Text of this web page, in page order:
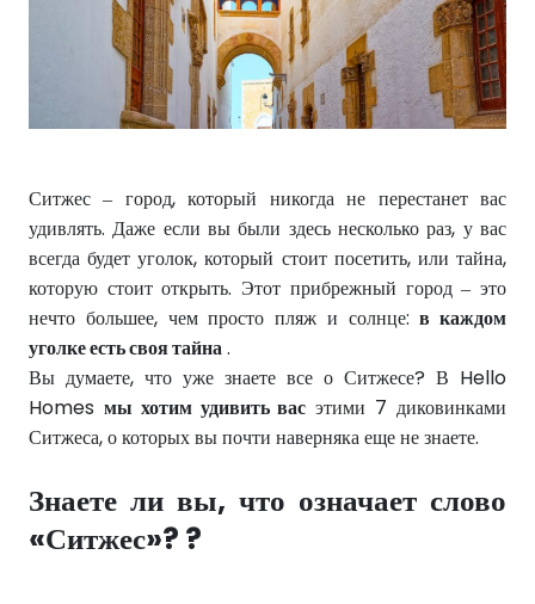
Ситжес – город, который никогда не перестанет вас
удивлять. Даже если вы были здесь несколько раз, у вас
всегда будет уголок, который стоит посетить, или тайна,
которую стоит открыть. Этот прибрежный город – это
нечто большее, чем просто пляж и солнце:в каждом
уголке есть своя тайна.
Вы думаете, что уже знаете все о Ситжесе? В Hello
Homes мы хотим удивить вас этими 7 диковинками
Ситжеса, о которых вы почти наверняка еще не знаете.
Знаете ли вы, что означает слово
«Ситжес»? ?